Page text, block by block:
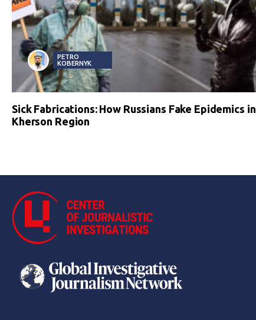
PETRO
KOBERNYK
Sick Fabrications: How Russians Fake Epidemics in
Kherson Region